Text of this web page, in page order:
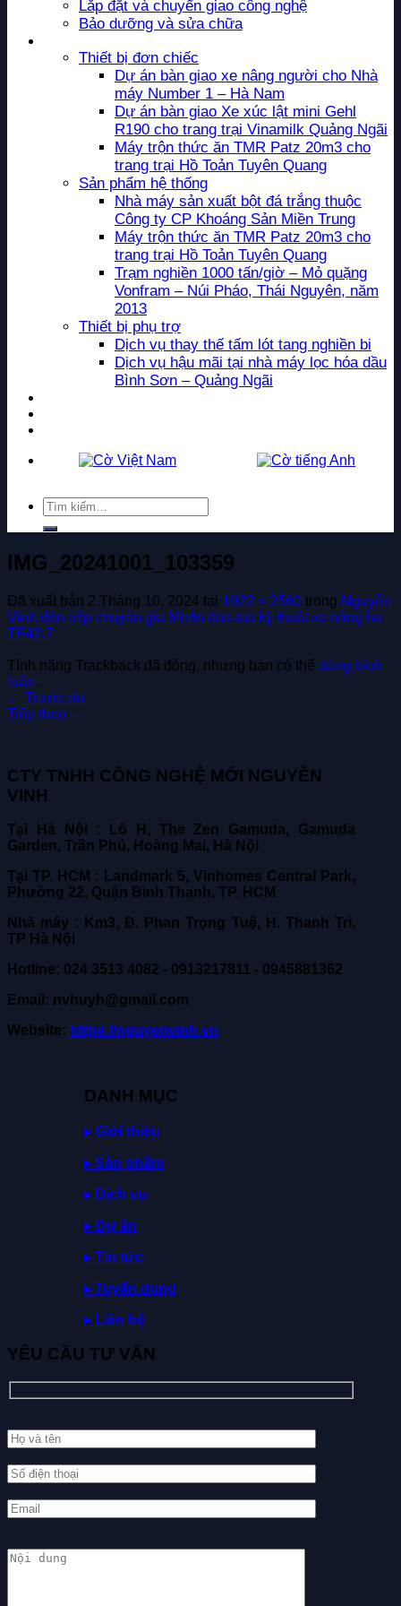
Lắp đặt và chuyển giao công nghệ
Bảo dưỡng và sửa chữa
Thiết bị đơn chiếc
Dự án bàn giao xe nâng người cho Nhà
máy Number 1 – Hà Nam
Dự án bàn giao Xe xúc lật mini Gehl
R190 cho trang trại Vinamilk Quảng Ngãi
Máy trộn thức ăn TMR Patz 20m3 cho
trang trại Hồ Toản Tuyên Quang
Sản phẩm hệ thống
Nhà máy sản xuất bột đá trắng thuộc
Công ty CP Khoáng Sản Miền Trung
Máy trộn thức ăn TMR Patz 20m3 cho
trang trại Hồ Toản Tuyên Quang
Trạm nghiền 1000 tấn/giờ – Mỏ quặng
Vonfram – Núi Pháo, Thái Nguyên, năm
2013
Thiết bị phụ trợ
Dịch vụ thay thế tấm lót tang nghiền bi
Dịch vụ hậu mãi tại nhà máy lọc hóa dầu
Bình Sơn – Quảng Ngãi
Tìm
kiếm:
IMG_20241001_103359
Đã xuất bản 2 Tháng 10, 2024 tại 1922 × 2560 trong Nguyễn
Vinh đón tiếp chuyên gia Merlo đào tạo kỹ thuật xe nâng hạ
TF42.7
Tính năng Trackback đã đóng, nhưng bạn có thể đăng bình
luận .
← Trước đó
Tiếp theo →
CTY TNHH CÔNG NGHỆ MỚI NGUYỄN
VINH
Tại Hà Nội : Lô H, The Zen Gamuda, Gamuda
Garden, Trần Phú, Hoàng Mai, Hà Nội
Tại TP. HCM : Landmark 5, Vinhomes Central Park,
Phường 22, Quận Bình Thạnh, TP. HCM
Nhà máy : Km3, Đ. Phan Trọng Tuệ, H. Thanh Trì,
TP Hà Nội
Hotline: 024 3513 4082 - 0913217811 - 0945881362
Email: nvhuyh@gmail.com
Website: https://nguyenvinh.vn
DANH MỤC
▸ Giới thiệu
▸ Sản phẩm
▸ Dịch vụ
▸ Dự án
▸ Tin tức
▸ Tuyển dụng
▸ Liên hệ
YÊU CẦU TƯ VẤN